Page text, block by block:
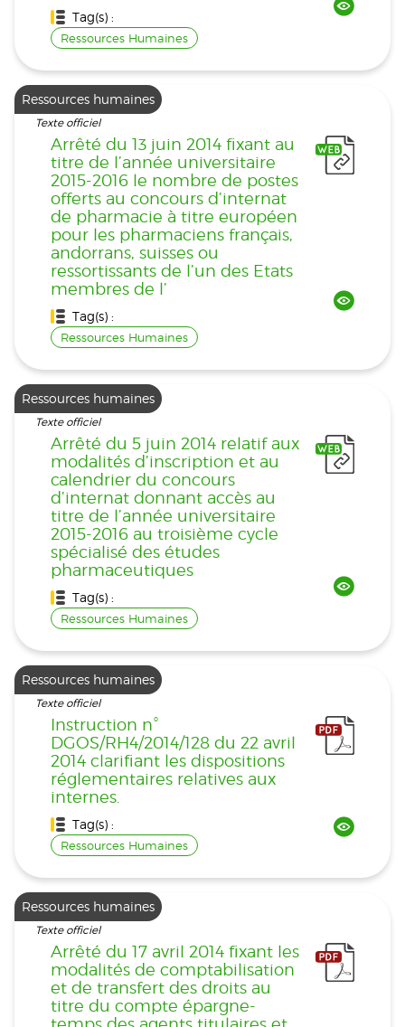
Tag(s) :
Ressources Humaines
Ressources humaines
Texte officiel
Arrêté du 13 juin 2014 fixant au
titre de l’année universitaire
2015‑2016 le nombre de postes
offerts au concours d’internat
de pharmacie à titre européen
pour les pharmaciens français,
andorrans, suisses ou
ressortissants de l’un des Etats
membres de l’
Tag(s) :
Ressources Humaines
Ressources humaines
Texte officiel
Arrêté du 5 juin 2014 relatif aux
modalités d’inscription et au
calendrier du concours
d’internat donnant accès au
titre de l’année universitaire
2015-2016 au troisième cycle
spécialisé des études
pharmaceutiques
Tag(s) :
Ressources Humaines
Ressources humaines
Texte officiel
Instruction n°
DGOS/RH4/2014/128 du 22 avril
2014 clarifiant les dispositions
réglementaires relatives aux
internes.
Tag(s) :
Ressources Humaines
Ressources humaines
Texte officiel
Arrêté du 17 avril 2014 fixant les
modalités de comptabilisation
et de transfert des droits au
titre du compte épargne-